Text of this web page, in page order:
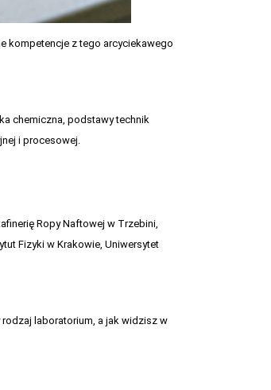
kompetencje z tego arcyciekawego
chemiczna, podstawy technik
i procesowej.
Ropy Naftowej w Trzebini,
Fizyki w Krakowie, Uniwersytet
laboratorium, a jak widzisz w